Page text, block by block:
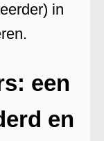
in
een
en